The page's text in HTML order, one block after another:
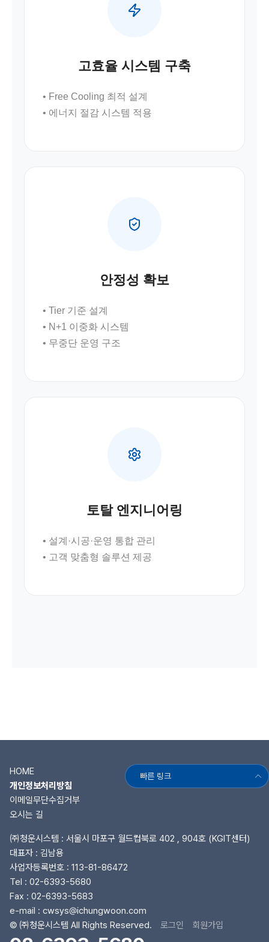
고효율 시스템 구축
• Free Cooling 최적 설계
• 에너지 절감 시스템 적용
안정성 확보
• Tier 기준 설계
• N+1 이중화 시스템
• 무중단 운영 구조
토탈 엔지니어링
• 설계·시공·운영 통합 관리
• 고객 맞춤형 솔루션 제공
빠른 링크
HOME
개인정보처리방침
이메일무단수집거부
오시는 길
㈜청운시스템 : 서울시 마포구 월드컵북로 402 , 904호 (KGIT센터)
대표자 : 김남용
사업자등록번호 : 113-81-86472
Tel : 02-6393-5680
Fax : 02-6393-5683
e-mail : cwsys@ichungwoon.com
© ㈜청운시스템 All Rights Reserved.
로그인 회원가입